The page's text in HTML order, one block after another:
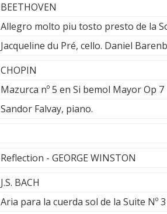
BEETHOVEN
Allegro molto piu tosto presto de la
Jacqueline du Pré, cello. Daniel
CHOPIN
Mazurca nº 5 en Si bemol Mayor Op 7
Sandor Falvay, piano.
Reflection - GEORGE WINSTON
J.S. BACH
Aria para la cuerda sol de la Suite Nº 3